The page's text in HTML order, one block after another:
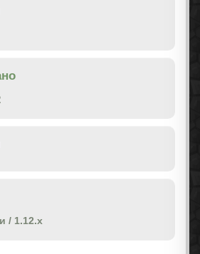
/ 1.12.x